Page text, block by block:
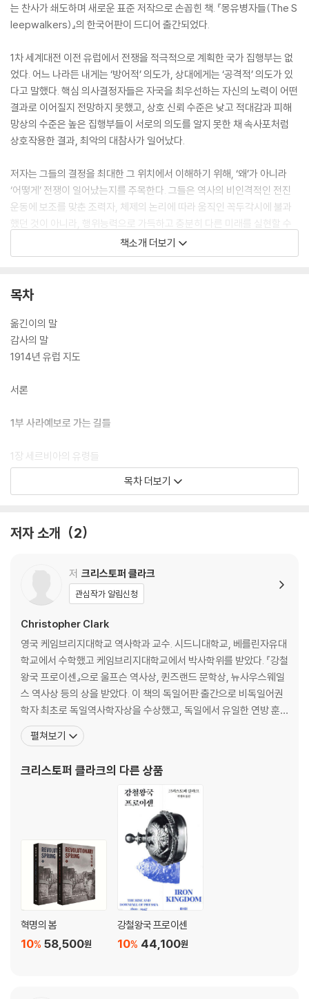
는 찬사가 쇄도하며 새로운 표준 저작으로 손꼽힌 책. 『몽유병자들(The S
leepwalkers)』의 한국어판이 드디어 출간되었다.
1차 세계대전 이전 유럽에서 전쟁을 적극적으로 계획한 국가 집행부는 없
었다. 어느 나라든 내게는 ‘방어적’ 의도가, 상대에게는 ‘공격적’ 의도가 있
다고 말했다. 핵심 의사결정자들은 자국을 최우선하는 자신의 노력이 어떤
결과로 이어질지 전망하지 못했고, 상호 신뢰 수준은 낮고 적대감과 피해
망상의 수준은 높은 집행부들이 서로의 의도를 알지 못한 채 속사포처럼
상호작용한 결과, 최악의 대참사가 일어났다.
저자는 그들의 결정을 최대한 그 위치에서 이해하기 위해, ‘왜’가 아니라
‘어떻게’ 전쟁이 일어났는지를 주목한다. 그들은 역사의 비인격적인 전진
운동에 보조를 맞춘 조력자, 체제의 논리에 따라 움직인 꼭두각시에 불과
했던 것이 아니라, 행위능력으로 가득하고 충분히 다른 미래를 실현할 수
있는 주역이었다. 전쟁은 불가피한 귀결이 아니라 그들이 내린 연쇄 결정
의 정점이었다.
21세기 세계 정세는 100년 전 유럽과 매우 흡사하다. 냉전이 끝난 이래 안
주었고, 그 와중에 제국들이 쇠퇴하고 신흥 국가들이 부상했다. 1914년 여
름 위기의 경과를 읽는 독자들은 필시 그 생생한 현대성을 알아차릴 것이
다. 특히 우발적 분쟁의 가능성과 함께 살아온 한국 독자들에게 이 책의 이
책소개 더보기
목차
옮긴이의 말
감사의 말
1914년 유럽 지도
서론
1부 사라예보로 가는 길들
1장 세르비아의 유령들
베오그라드 암살사건 | ‘무책임한 분자들’ | 심상지도 | 결별 | 격화 | 세 차
례 튀르크 전쟁 | 대공 암살 음모 | 니콜라 파시치, 대응하다
갈등과 평형 | 체스 선수들 | 거짓말과 위조 | 기만적 고요 | 매파와 비둘기
2부 분열된 대륙
3장 유럽의 양극화, 1887~1907
위험한 관계: 프랑스-러시아 동맹 | 파리의 판단 | 영국, 중립을 끝내다 | 늦
깎이 제국 독일 | 대전환점? | 벽에 악마 그리기
4장 유럽 외교정책의 뭇소리
주권을 쥔 의사결정자들 | 상트페테르부르크에서는 누가 통치했는가? |
드 그레이 경의 불안한 우위 | 1911년 아가디르 위기 | 군인과 민간인 | 언
리비아 공습 | 발칸 난투극 | 갈팡질팡 | 1912~1913년 겨울 발칸 위기 | 불
가리아냐 세르비아냐 | 오스트리아의 곤경 | 프랑스-러시아 동맹의 발칸
화 | 속도를 올리는 파리 | 압박받는 푸앵카레
6장 마지막 기회: 데탕트와 위험, 1912~1914
데탕트의 한계 | ‘지금이 아니면 안 된다’ | 보스포루스의 독일인들 | 발칸
개시 시나리오 | 남성성의 위기? | 미래는 얼마나 열려 있었나
3부 위기
목차 더보기
저자 소개 2
저 크리스토퍼 클라크
관심작가 알림신청
Christopher Clark
영국 케임브리지대학교 역사학과 교수. 시드니대학교, 베를린자유대
학교에서 수학했고 케임브리지대학교에서 박사학위를 받았다. 『강철
왕국 프로이센』으로 울프슨 역사상, 퀸즈랜드 문학상, 뉴사우스웨일
스 역사상 등의 상을 받았다. 이 책의 독일어판 출간으로 비독일어권
학자 최초로 독일역사학자상을 수상했고, 독일에서 유일한 연방 훈
장인 독일연방공화국 공로장을 받았다. 그 밖의 저서로는 『몽유병자
들: 1914년 유럽은 어떻게 전쟁에 이르게 되었는가』(Sleepwalker
2세: 권력의 삶』(Kaiser Wi
펼쳐보기
크리스토퍼 클라크의 다른 상품
혁명의 봄
58,500원
10%
강철왕국 프로이센
44,100원
10%